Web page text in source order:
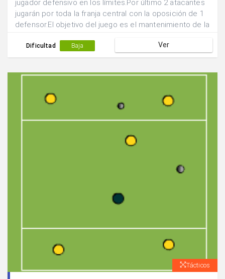
jugador defensivo en los límites.Por último 2 atacantes
jugarán por toda la franja central con la oposición de 1
defensor.El objetivo del juego es el mantenimiento de la
pase que faciliten la labor del poseedor del balón.Los
defensores únicamente podrán entrar a defender una
Dificultad Baja Ver
Tácticos